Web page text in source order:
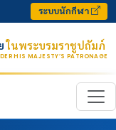
ระบบนักกีฬา
ในพระบรมราชูปถัมภ์
HIS MAJESTY’S PATRONAGE